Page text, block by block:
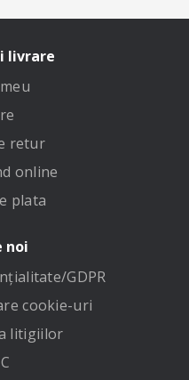
livrare
retur
online
plata
noi
GDPR
cookie-uri
litigiilor